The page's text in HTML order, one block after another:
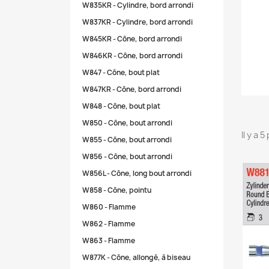
W835KR - Cylindre, bord arrondi
W837KR - Cylindre, bord arrondi
W845KR - Cône, bord arrondi
W846KR - Cône, bord arrondi
W847 - Cône, bout plat
W847KR - Cône, bord arrondi
W848 - Cône, bout plat
W850 - Cône, bout arrondi
W855 - Cône, bout arrondi
W856 - Cône, bout arrondi
W856L - Cône, long bout arrondi
W858 - Cône, pointu
W860 - Flamme
W862 - Flamme
W863 - Flamme
W877K - Cône, allongé, à biseau
Il y a